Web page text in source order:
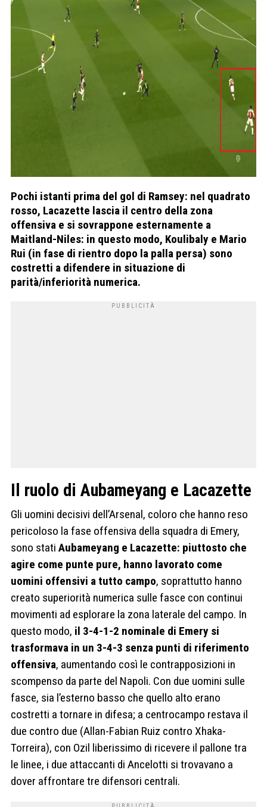
Pochi istanti prima del gol di Ramsey: nel quadrato
rosso, Lacazette lascia il centro della zona
offensiva e si sovrappone esternamente a
Maitland-Niles: in questo modo, Koulibaly e Mario
Rui (in fase di rientro dopo la palla persa) sono
costretti a difendere in situazione di
parità/inferiorità numerica.
Il ruolo di Aubameyang e Lacazette
Gli uomini decisivi dell’Arsenal, coloro che hanno reso
pericoloso la fase offensiva della squadra di Emery,
sono stati Aubameyang e Lacazette: piuttosto che
agire come punte pure, hanno lavorato come
uomini offensivi a tutto campo, soprattutto hanno
creato superiorità numerica sulle fasce con continui
movimenti ad esplorare la zona laterale del campo. In
questo modo, il 3-4-1-2 nominale di Emery si
trasformava in un 3-4-3 senza punti di riferimento
offensiva, aumentando così le contrapposizioni in
scompenso da parte del Napoli. Con due uomini sulle
fasce, sia l’esterno basso che quello alto erano
costretti a tornare in difesa; a centrocampo restava il
due contro due (Allan-Fabian Ruiz contro Xhaka-
Torreira), con Ozil liberissimo di ricevere il pallone tra
le linee, i due attaccanti di Ancelotti si trovavano a
dover affrontare tre difensori centrali.